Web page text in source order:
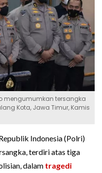
mengumumkan tersangka
Kota, Jawa Timur, Kamis
Indonesia (Polri)
terdiri atas tiga
dalam tragedi